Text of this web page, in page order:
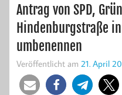
Antrag von SPD,
Hindenburgstraße
umbenennen
Veröffentlicht am 21. April